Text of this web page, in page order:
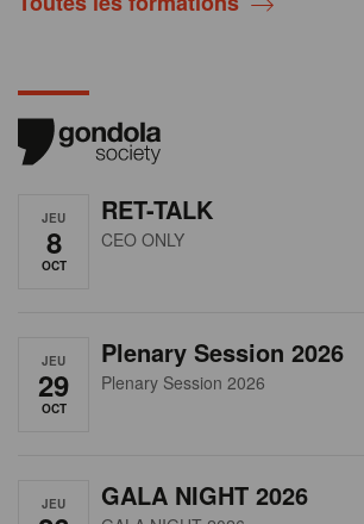
JEU
8
OCT
RET-TALK
CEO ONLY
JEU
29
OCT
Plenary Session 2026
Plenary Session 2026
JEU GALA NIGHT 2026